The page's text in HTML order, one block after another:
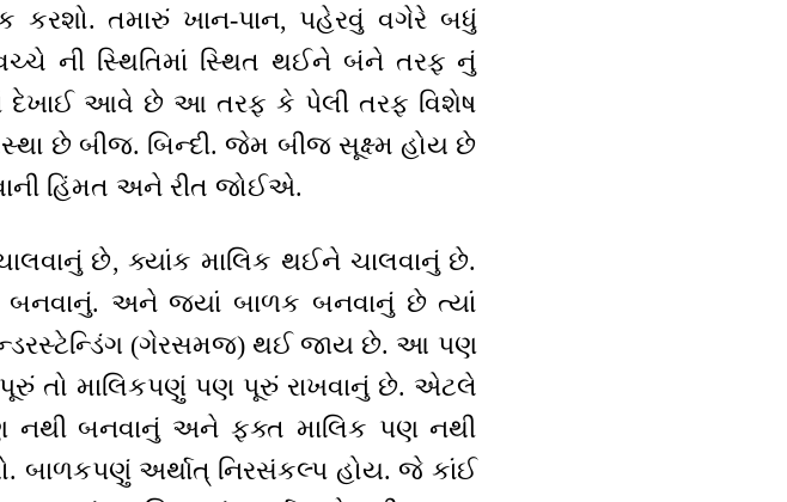
કરશો. તમારું ખાન-પાન, પહેરવું વગેરે બધું
ની સ્થિતિમાં સ્થિત થઈને બંને તરફ નું
દેખાઈ આવે છે આ તરફ કે પેલી તરફ વિશેષ
છે બીજ. બિન્દી. જેમ બીજ સૂક્ષ્મ હોય છે
હિંમત અને રીત જોઈએ.
છે, ક્યાંક માલિક થઈને ચાલવાનું છે.
બનવાનું. અને જ્યાં બાળક બનવાનું છે ત્યાં
(ગેરસમજ) થઈ જાય છે. આ પણ
તો માલિકપણું પણ પૂરું રાખવાનું છે. એટલે
બનવાનું અને ફક્ત માલિક પણ નથી
બાળકપણું અર્થાત્ નિરસંકલ્પ હોય. જે કાંઈ